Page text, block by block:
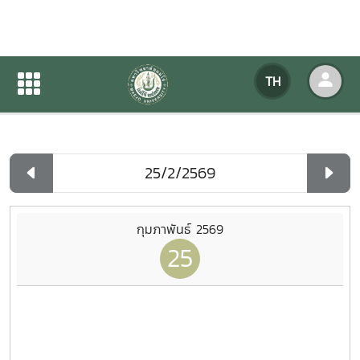
TH
ปฏิทินกิจกรรมของหน่วยงาน
ปฏิทินกิจกรรมของหน่วยงาน
กุมภาพันธ์ 2569
25